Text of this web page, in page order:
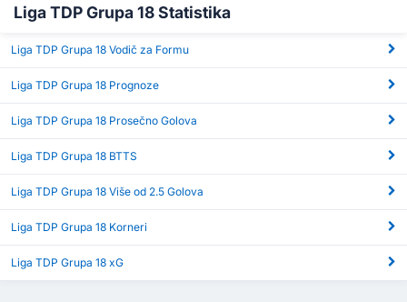
Liga TDP Grupa 18 Statistika
Liga TDP Grupa 18 Vodič za Formu
Liga TDP Grupa 18 Prognoze
Liga TDP Grupa 18 Prosečno Golova
Liga TDP Grupa 18 BTTS
Liga TDP Grupa 18 Više od 2.5 Golova
Liga TDP Grupa 18 Korneri
Liga TDP Grupa 18 xG